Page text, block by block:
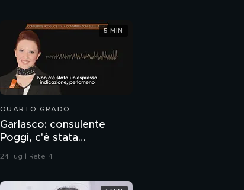
QUARTO GRADO
Garlasco: consulente
Poggi, c'è stata
contaminazione sulle
24 lug | Rete 4
5 MIN